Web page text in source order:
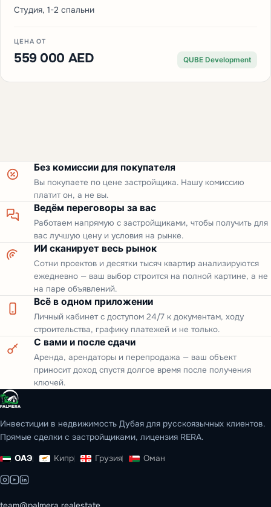
Студия, 1-2 спальни
ЦЕНА ОТ
559 000 AED QUBE Development
Без комиссии для покупателя
Вы покупаете по цене застройщика. Нашу комиссию
платит он, а не вы.
Ведём переговоры за вас
Работаем напрямую с застройщиками, чтобы получить для
вас лучшую цену и условия на рынке.
ИИ сканирует весь рынок
Сотни проектов и десятки тысяч квартир анализируются
ежедневно — ваш выбор строится на полной картине, а не
на паре объявлений.
Всё в одном приложении
Личный кабинет с доступом 24/7 к документам, ходу
строительства, графику платежей и не только.
С вами и после сдачи
Аренда, арендаторы и перепродажа — ваш объект
приносит доход спустя долгое время после получения
ключей.
Инвестиции в недвижимость Дубая для русскоязычных клиентов.
Прямые сделки с застройщиками, лицензия RERA.
ОАЭ Кипр Грузия Оман